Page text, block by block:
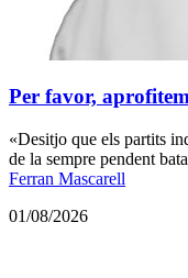
Per favor,
«Desitjo que els partits
de la sempre pendent
Ferran Mascarell
01/08/2026